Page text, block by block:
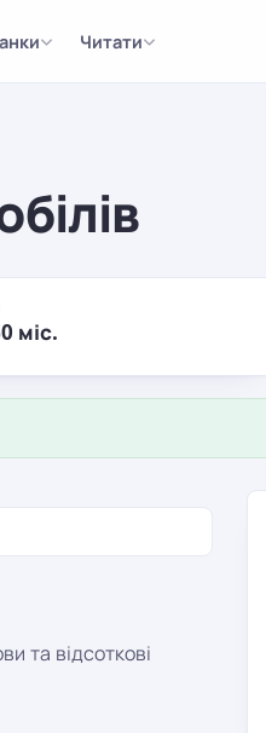
Читати
міс.
та відсоткові